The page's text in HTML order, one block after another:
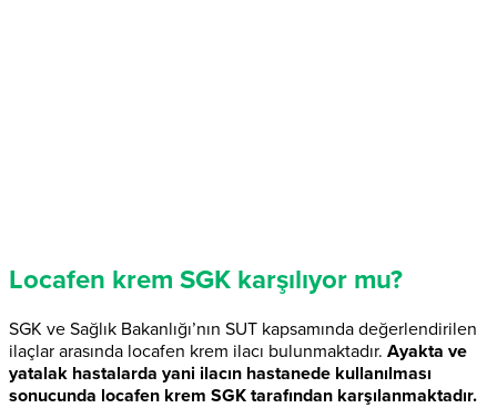
Locafen krem SGK karşılıyor mu?
SGK ve Sağlık Bakanlığı’nın SUT kapsamında değerlendirilen
ilaçlar arasında locafen krem ilacı bulunmaktadır. Ayakta ve
yatalak hastalarda yani ilacın hastanede kullanılması
sonucunda locafen krem SGK tarafından karşılanmaktadır.